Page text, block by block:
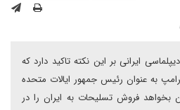
ایرانی بر این نکته تاکید دارد که
به عنوان رئیس جمهور ایالات متحده
بخواهد فروش تسلیحات به ایران را در